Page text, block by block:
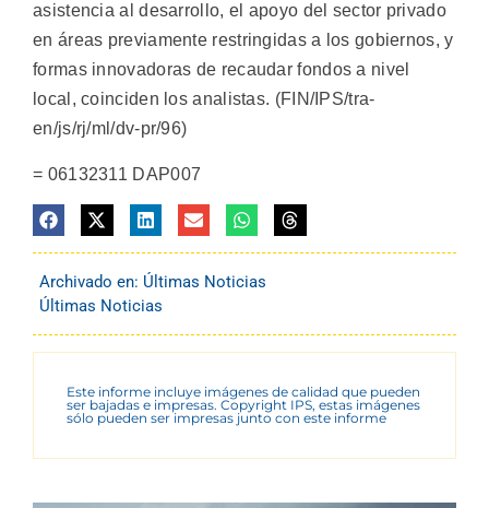
asistencia al desarrollo, el apoyo del sector privado
en áreas previamente restringidas a los gobiernos, y
formas innovadoras de recaudar fondos a nivel
local, coinciden los analistas. (FIN/IPS/tra-
en/js/rj/ml/dv-pr/96)
= 06132311 DAP007
Archivado en: Últimas Noticias
Últimas Noticias
Este informe incluye imágenes de calidad que pueden
ser bajadas e impresas. Copyright IPS, estas imágenes
sólo pueden ser impresas junto con este informe